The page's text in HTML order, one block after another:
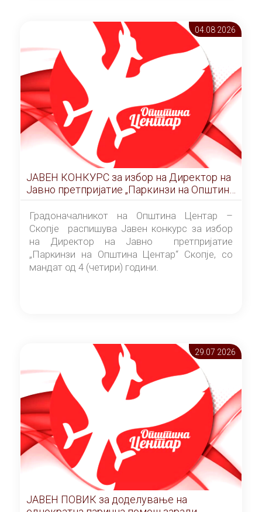
Скопје” број 9/2026), за времетраење од 3
(три) години од денот на потпишувањето на
Договорот за закуп со најповолниот
понудувач.
04.08 2026
ЈАВЕН КОНКУРС за избор на Директор на
Јавно претпријатие „Паркинзи на Општина
Центар“ – Скопје
Градоначалникот на Општина Центар –
Скопје распишува Јавен конкурс за избор
на Директор на Јавно претпријатие
„Паркинзи на Општина Центар“ Скопје, со
мандат од 4 (четири) години.
29.07 2026
ЈАВЕН ПОВИК за доделување на